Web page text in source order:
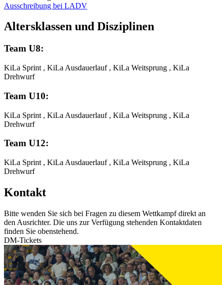
Ausschreibung bei LADV
Altersklassen und Disziplinen
Team U8:
KiLa Sprint , KiLa Ausdauerlauf , KiLa Weitsprung , KiLa
Drehwurf
Team U10:
KiLa Sprint , KiLa Ausdauerlauf , KiLa Weitsprung , KiLa
Drehwurf
Team U12:
KiLa Sprint , KiLa Ausdauerlauf , KiLa Weitsprung , KiLa
Drehwurf
Kontakt
Bitte wenden Sie sich bei Fragen zu diesem Wettkampf direkt an
den Ausrichter. Die uns zur Verfügung stehenden Kontaktdaten
finden Sie obenstehend.
DM-Tickets